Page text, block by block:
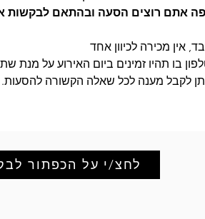
אתם רוצים הסעה ובהתאם לבקשות
אין מכירה לכיוון אחד
בו תהיו זמינים ביום האירוע על מנת
לקבל מענה לכל שאלה הקשורה להסעות.
לחצ/י על הכפתור